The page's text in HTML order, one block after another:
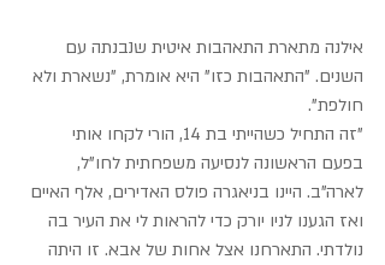
אילנה מתארת התאהבות איטית שנבנתה עם
השנים. "התאהבות כזו" היא אומרת, "נשארת ולא
חולפת".
"זה התחיל כשהייתי בת 14, הורי לקחו אותי
בפעם הראשונה לנסיעה משפחתית לחו"ל,
לארה"ב. היינו בניאגרה פולס האדירים, אלף האיים
ואז הגענו לניו יורק כדי להראות לי את העיר בה
נולדתי. התארחנו אצל אחות של אבא. זו היתה